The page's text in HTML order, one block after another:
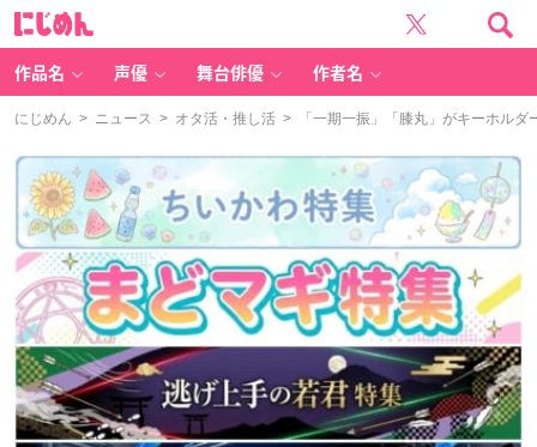
作品名 声優 舞台俳優 作者名
にじめん > ニュース > オタ活・推し活 > 「一期一振」「膝丸」がキーホルダ